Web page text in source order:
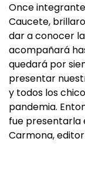
Once
Caucete,
dar a conocer
acompañará
quedará por
presentar
y todos los
pandemia.
fue presentarla
Carmona,